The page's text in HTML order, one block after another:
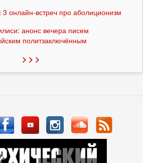
онлайн-встреч про аболиционизм
анонс вечера писем
политзаключённым
> > >